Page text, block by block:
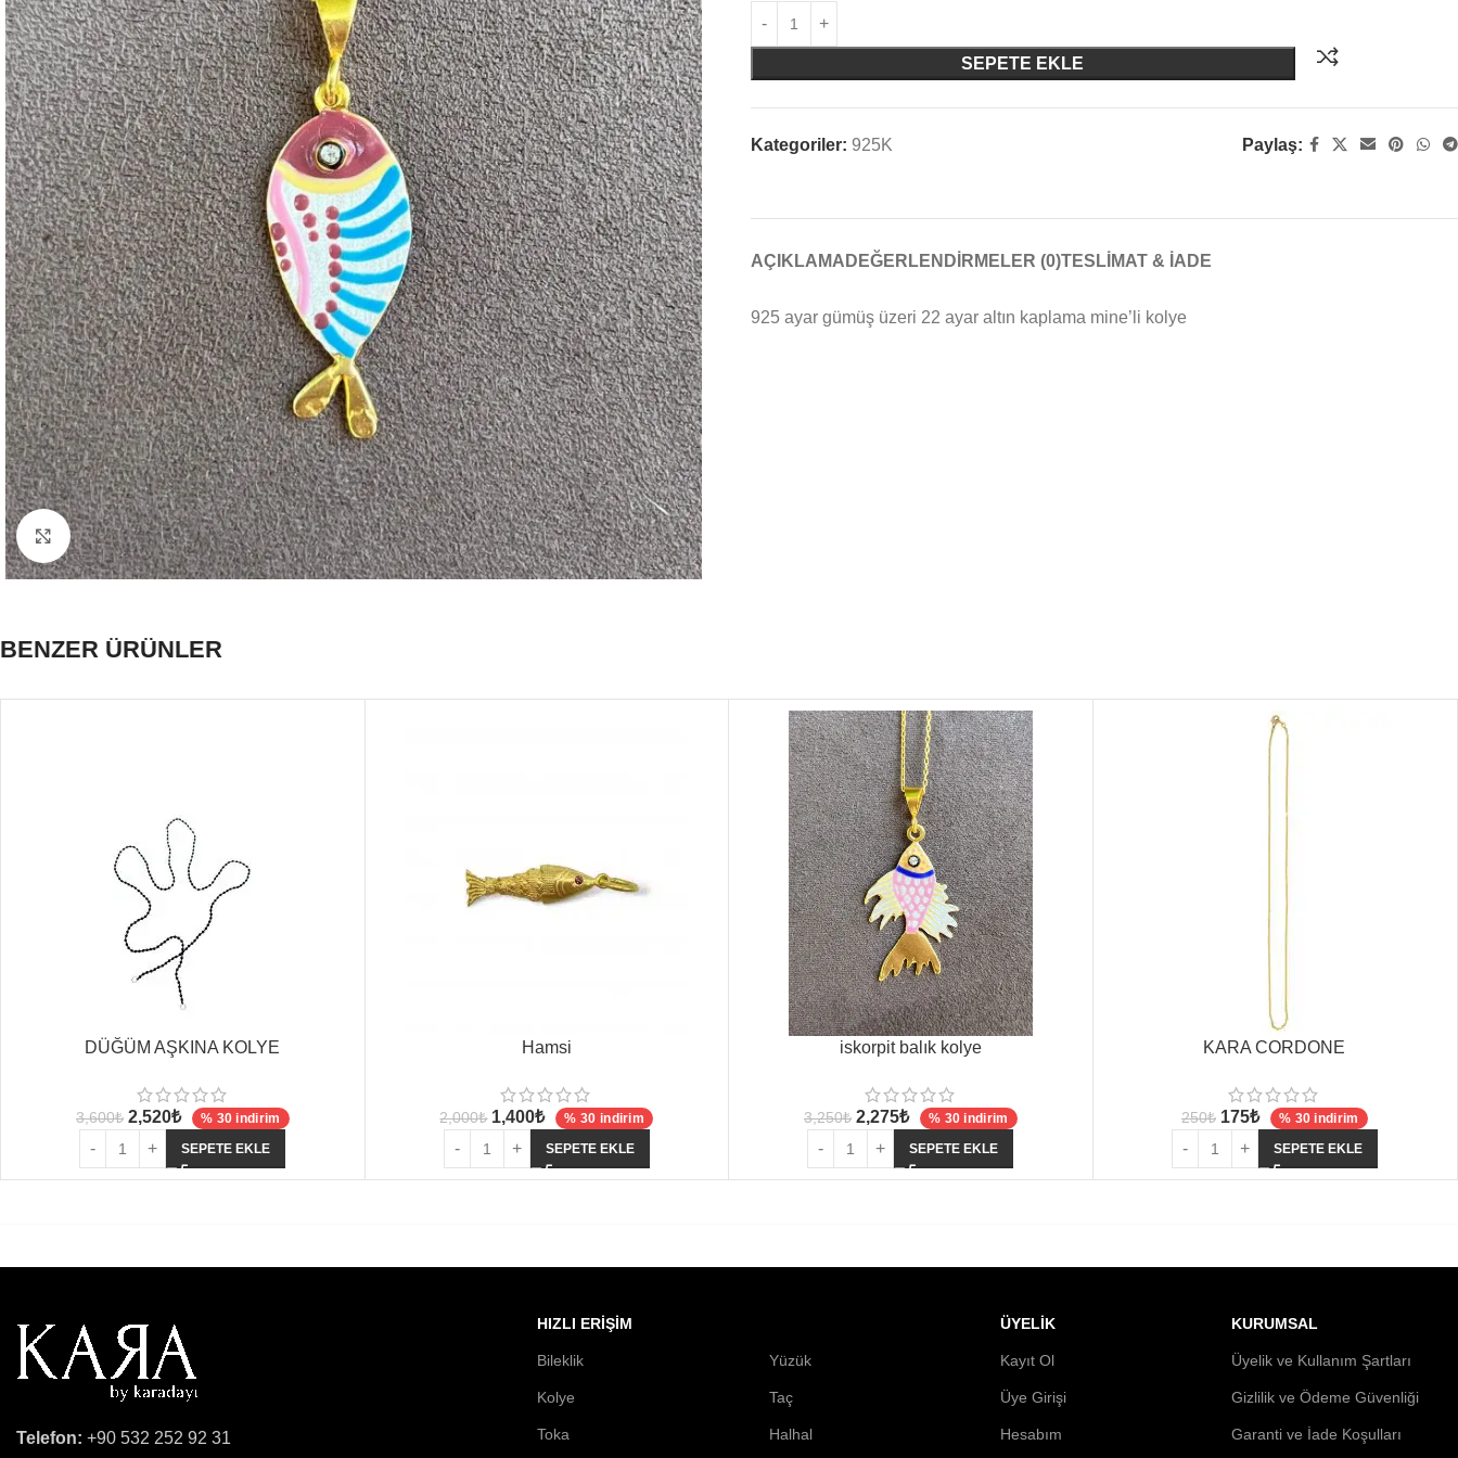
Click to enlarge
SEPETE EKLE
Kategoriler: 925K Paylaş:
AÇIKLAMA DEĞERLENDIRMELER (0)TESLIMAT & İADE
925 ayar gümüş üzeri 22 ayar altın kaplama mine’li kolye
BENZER ÜRÜNLER
DÜĞÜM AŞKINA KOLYE
3,600₺ 2,520₺ % 30 indirim
SEPETE EKLE
Hamsi
2,000₺ 1,400₺ % 30 indirim
SEPETE EKLE
iskorpit balık kolye
3,250₺ 2,275₺ % 30 indirim
SEPETE EKLE
KARA CORDONE
250₺ 175₺ % 30 indirim
SEPETE EKLE
Telefon: +90 532 252 92 31
HIZLI ERIŞIM
Bileklik
Kolye
Toka
Yüzük
Taç
Halhal
ÜYELİK
Kayıt Ol
Üye Girişi
Hesabım
KURUMSAL
Üyelik ve Kullanım Şartları
Gizlilik ve Ödeme Güvenliği
Garanti ve İade Koşulları